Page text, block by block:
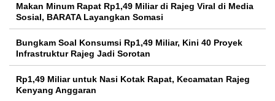
Makan Minum Rapat Rp1,49 Miliar di Rajeg Viral di Media
Sosial, BARATA Layangkan Somasi
Bungkam Soal Konsumsi Rp1,49 Miliar, Kini 40 Proyek
Infrastruktur Rajeg Jadi Sorotan
Rp1,49 Miliar untuk Nasi Kotak Rapat, Kecamatan Rajeg
Kenyang Anggaran